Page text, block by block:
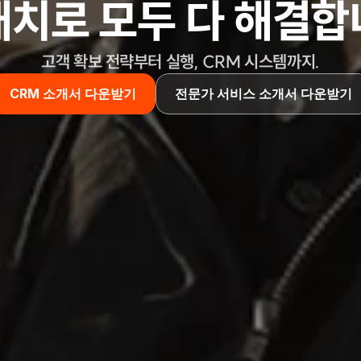
치로 모두 다 해결합
고객 확보 전략부터 실행, CRM 시스템까지.
CRM 소개서 다운받기 전문가 서비스 소개서 다운받기